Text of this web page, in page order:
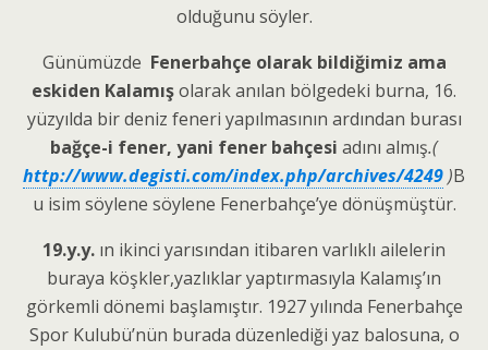
olduğunu söyler.
Günümüzde Fenerbahçe olarak bildiğimiz ama
eskiden Kalamışolarak anılan bölgedeki burna, 16.
yüzyılda bir deniz feneri yapılmasının ardından burası
bağçe-i fener, yani fener bahçesi adını almış.(
http://www.degisti.com/index.php/archives/4249)B
u isim söylene söylene Fenerbahçe’ye dönüşmüştür.
19.y.y. ın ikinci yarısından itibaren varlıklı ailelerin
buraya köşkler,yazlıklar yaptırmasıyla Kalamış’ın
görkemli dönemi başlamıştır. 1927 yılında Fenerbahçe
Spor Kulubü’nün burada düzenlediği yaz balosuna, o